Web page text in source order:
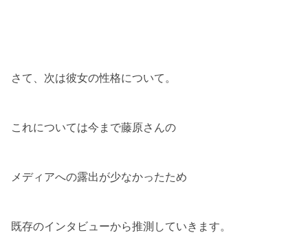
さて、次は彼女の性格について。
これについては今まで藤原さんの
メディアへの露出が少なかったため
既存のインタビューから推測していきます。